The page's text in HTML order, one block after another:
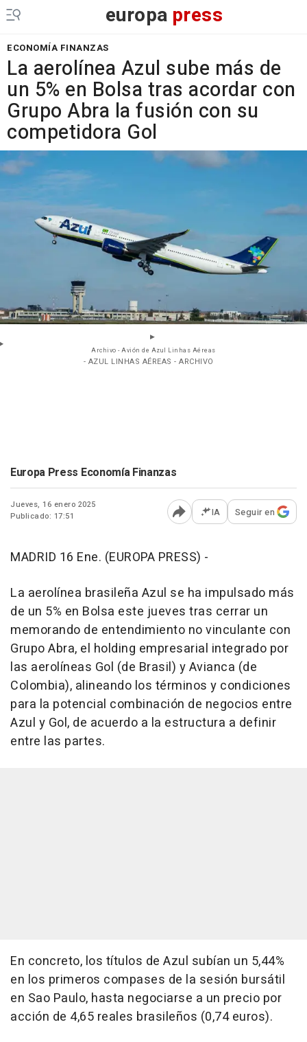
europa press
ECONOMÍA FINANZAS
La aerolínea Azul sube más de
un 5% en Bolsa tras acordar con
Grupo Abra la fusión con su
competidora Gol
Archivo - Avión de Azul Linhas Aéreas
- AZUL LINHAS AÉREAS - ARCHIVO
Europa Press Economía Finanzas
Jueves, 16 enero 2025
Publicado: 17:51
Abrir opciones para
IA Seguir en
MADRID 16 Ene. (EUROPA PRESS) -
La aerolínea brasileña Azul se ha impulsado más
de un 5% en Bolsa este jueves tras cerrar un
memorando de entendimiento no vinculante con
Grupo Abra, el holding empresarial integrado por
las aerolíneas Gol (de Brasil) y Avianca (de
Colombia), alineando los términos y condiciones
para la potencial combinación de negocios entre
Azul y Gol, de acuerdo a la estructura a definir
entre las partes.
En concreto, los títulos de Azul subían un 5,44%
en los primeros compases de la sesión bursátil
en Sao Paulo, hasta negociarse a un precio por
acción de 4,65 reales brasileños (0,74 euros).